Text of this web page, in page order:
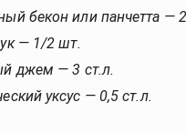
бекон или панчетта —
— 1/2 шт.
джем — 3 ст.л.
уксус — 0,5 ст.л.